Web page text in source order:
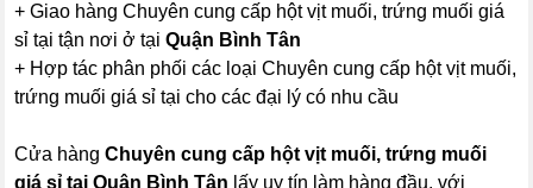
+ Giao hàng Chuyên cung cấp hột vịt muối, trứng muối giá
sỉ tại tận nơi ở tạiQuận Bình Tân
+ Hợp tác phân phối các loại Chuyên cung cấp hột vịt muối,
trứng muối giá sỉ tại cho các đại lý có nhu cầu
Cửa hàngChuyên cung cấp hột vịt muối, trứng muối
giá sỉ tại Quận Bình Tân lấy uy tín làm hàng đầu, với